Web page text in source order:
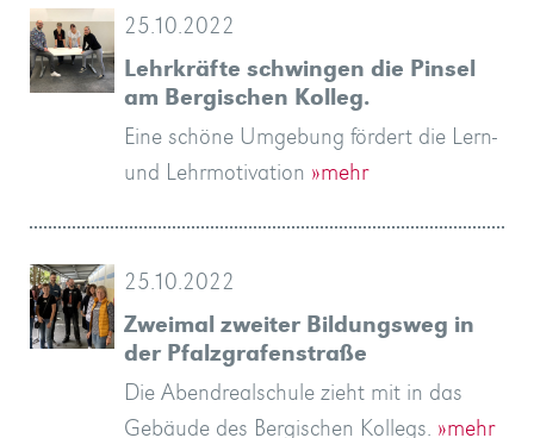
25.10.2022
Lehrkräfte schwingen die Pinsel
am Bergischen Kolleg.
Eine schöne Umgebung fördert die Lern-
und Lehrmotivation »mehr
25.10.2022
Zweimal zweiter Bildungsweg in
der Pfalzgrafenstraße
Die Abendrealschule zieht mit in das
Gebäude des Bergischen Kollegs. »mehr